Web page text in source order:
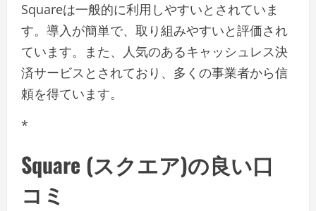
Squareは一般的に利用しやすいとされていま
す。導入が簡単で、取り組みやすいと評価され
ています。また、人気のあるキャッシュレス決
済サービスとされており、多くの事業者から信
頼を得ています。
*
Square (スクエア)の良い口
コミ